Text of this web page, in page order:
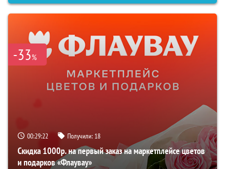
-33%
00:29:21 Получили: 18
Скидка 1000р. на первый заказ на маркетплейсе цветов
и подарков «Флаувау»